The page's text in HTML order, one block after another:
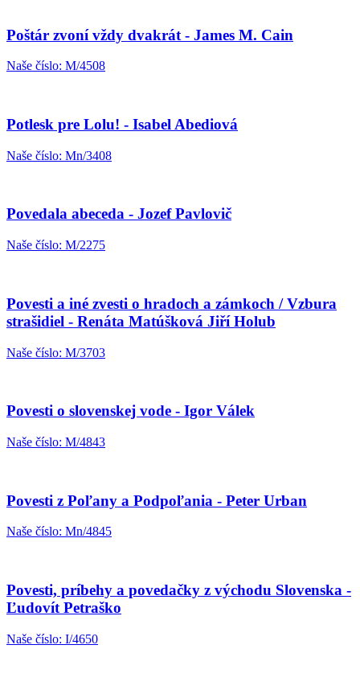
Poštár zvoní vždy dvakrát - James M. Cain
Naše číslo: M/4508
Potlesk pre Lolu! - Isabel Abediová
Naše číslo: Mn/3408
Povedala abeceda - Jozef Pavlovič
Naše číslo: M/2275
Povesti a iné zvesti o hradoch a zámkoch / Vzbura
strašidiel - Renáta Matúšková Jiří Holub
Naše číslo: M/3703
Povesti o slovenskej vode - Igor Válek
Naše číslo: M/4843
Povesti z Poľany a Podpoľania - Peter Urban
Naše číslo: Mn/4845
Povesti, príbehy a povedačky z východu Slovenska -
Ľudovít Petraško
Naše číslo: I/4650